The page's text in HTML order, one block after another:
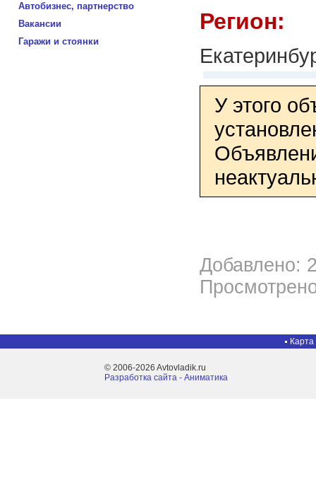
Автобизнес, партнерство
Вакансии
Гаражи и стоянки
Регион:
У этого
Добавлено:
Карта
© 2006-2026 Avtovladik.ru
Разработка сайта - Aниматика